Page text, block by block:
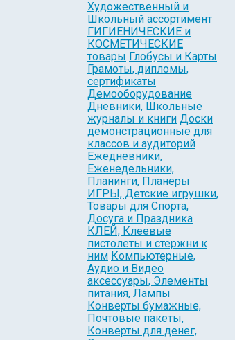
Художественный и
Школьный ассортимент
ГИГИЕНИЧЕСКИЕ и
КОСМЕТИЧЕСКИЕ
товары Глобусы и Карты
Грамоты, дипломы,
сертификаты
Демооборудование
Дневники, Школьные
журналы и книги Доски
демонстрационные для
классов и аудиторий
Ежедневники,
Еженедельники,
Планинги, Планеры
ИГРЫ, Детские игрушки,
Товары для Спорта,
Досуга и Праздника
КЛЕЙ, Клеевые
пистолеты и стержни к
ним Компьютерные,
Аудио и Видео
аксессуары, Элементы
питания, Лампы
Конверты бумажные,
Почтовые пакеты,
Конверты для денег,